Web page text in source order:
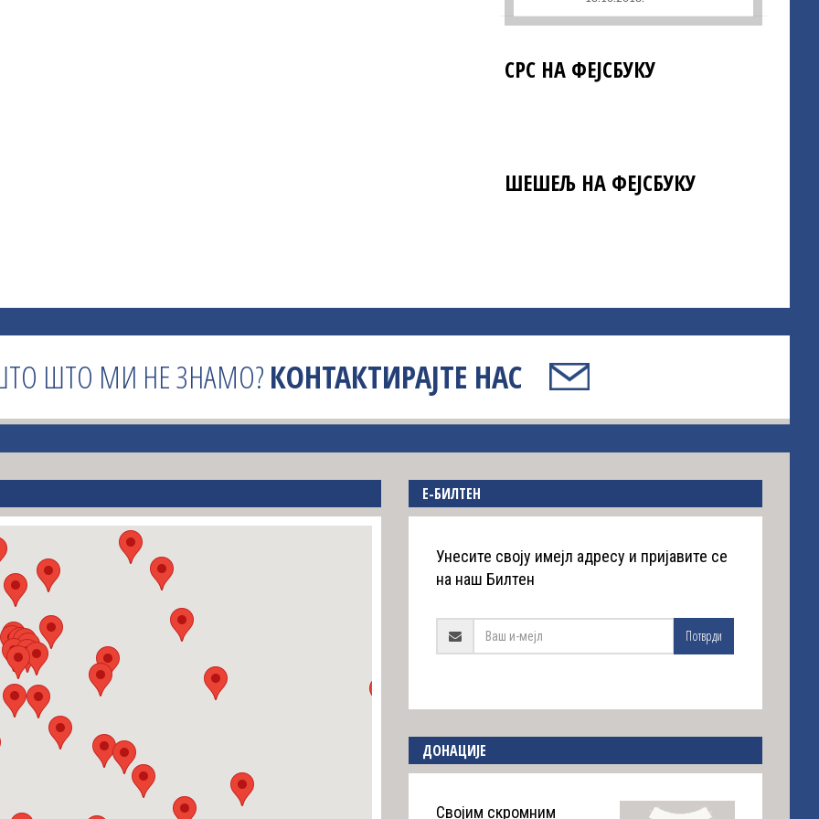
СРС НА ФЕЈСБУКУ
ШЕШЕЉ НА ФЕЈСБУКУ
ШТО МИ НЕ ЗНАМО?КОНТАКТИРАЈТЕ НАС
E-БИЛТЕН
Унесите своју имејл адресу и пријавите се
на наш Билтен
Потврди
ДОНАЦИЈЕ
Својим скромним